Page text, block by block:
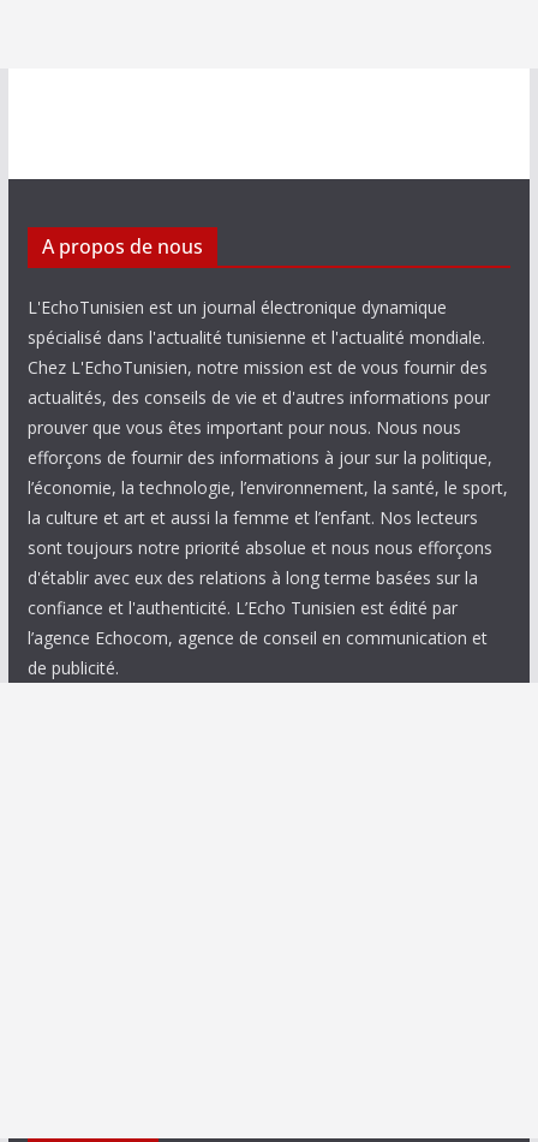
A propos de nous
L'EchoTunisien est un journal électronique dynamique
spécialisé dans l'actualité tunisienne et l'actualité mondiale.
Chez L'EchoTunisien, notre mission est de vous fournir des
actualités, des conseils de vie et d'autres informations pour
prouver que vous êtes important pour nous. Nous nous
efforçons de fournir des informations à jour sur la politique,
l’économie, la technologie, l’environnement, la santé, le sport,
la culture et art et aussi la femme et l’enfant. Nos lecteurs
sont toujours notre priorité absolue et nous nous efforçons
d'établir avec eux des relations à long terme basées sur la
confiance et l'authenticité. L’Echo Tunisien est édité par
l’agence Echocom, agence de conseil en communication et
de publicité.